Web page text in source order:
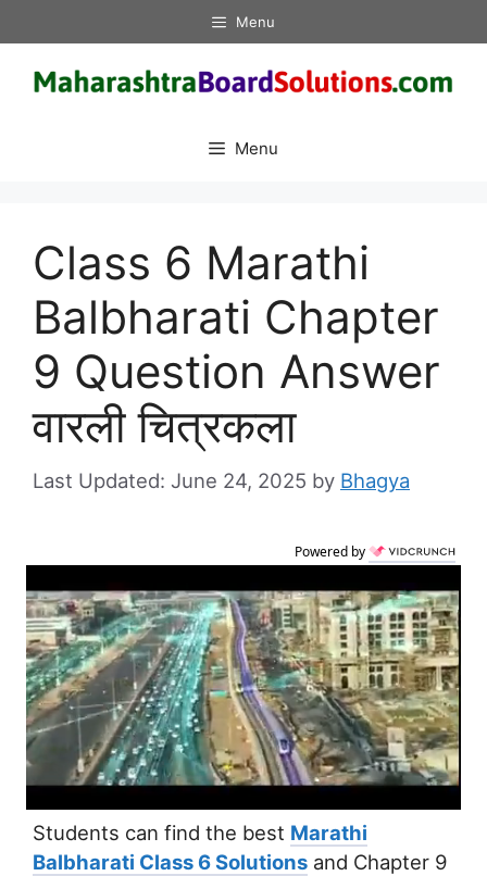
to
content
Menu
Menu
Class 6 Marathi
Balbharati Chapter
9 Question Answer
वारली चित्रकला
June 24, 2025 by Bhagya
Powered by
Students can find the best Marathi
Balbharati Class 6 Solutions and Chapter 9